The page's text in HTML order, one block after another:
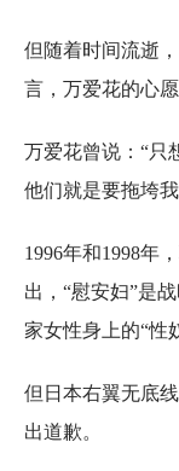
但随着时间流逝
言，万爱花的心愿
万爱花曾说：“只
他们就是要拖垮
1996年和1998年
出，“慰安妇”是
家女性身上的“性
但日本右翼无底
出道歉。